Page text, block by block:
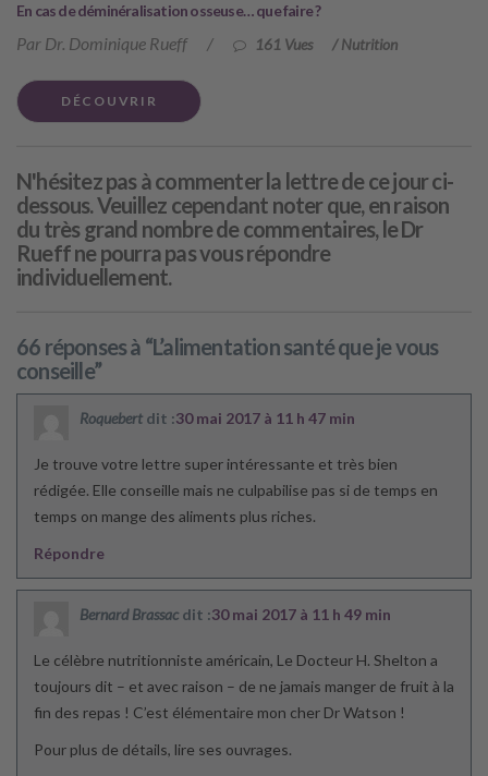
En cas de déminéralisation osseuse… que faire ?
Par Dr. Dominique Rueff / 161 Vues /Nutrition
DÉCOUVRIR
N'hésitez pas à commenter la lettre de ce jour ci-
dessous. Veuillez cependant noter que, en raison
du très grand nombre de commentaires, le Dr
Rueff ne pourra pas vous répondre
individuellement.
66 réponses à “L’alimentation santé que je vous
conseille”
Roquebert dit :30 mai 2017 à 11 h 47 min
Je trouve votre lettre super intéressante et très bien
rédigée. Elle conseille mais ne culpabilise pas si de temps en
temps on mange des aliments plus riches.
Répondre
Bernard Brassac dit :30 mai 2017 à 11 h 49 min
Le célèbre nutritionniste américain, Le Docteur H. Shelton a
toujours dit – et avec raison – de ne jamais manger de fruit à la
fin des repas ! C’est élémentaire mon cher Dr Watson !
Pour plus de détails, lire ses ouvrages.